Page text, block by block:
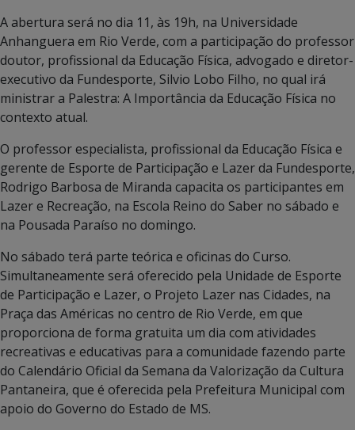
A abertura será no dia 11, às 19h, na Universidade
Anhanguera em Rio Verde, com a participação do professor
doutor, profissional da Educação Física, advogado e diretor-
executivo da Fundesporte, Silvio Lobo Filho, no qual irá
ministrar a Palestra: A Importância da Educação Física no
contexto atual.
O professor especialista, profissional da Educação Física e
gerente de Esporte de Participação e Lazer da Fundesporte,
Rodrigo Barbosa de Miranda capacita os participantes em
Lazer e Recreação, na Escola Reino do Saber no sábado e
na Pousada Paraíso no domingo.
No sábado terá parte teórica e oficinas do Curso.
Simultaneamente será oferecido pela Unidade de Esporte
de Participação e Lazer, o Projeto Lazer nas Cidades, na
Praça das Américas no centro de Rio Verde, em que
proporciona de forma gratuita um dia com atividades
recreativas e educativas para a comunidade fazendo parte
do Calendário Oficial da Semana da Valorização da Cultura
Pantaneira, que é oferecida pela Prefeitura Municipal com
apoio do Governo do Estado de MS.